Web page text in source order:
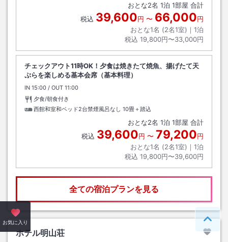
おとな2名 1泊 1部屋 合計
税込 39,600円 〜 66,000円
おとな1名 (2名1室)｜ 1泊
税込 19,800円〜33,000円
チェックアウト11時OK！夕食は焼きたて焼魚、揚げたて天
ぷらを楽しめる基本会席（基本料理）
IN チェックイン
15:00 / OUT チェックアウト
11:00
夕食/朝食付き
西館和室和ベッド2台禁煙風呂なし 10畳＋踏込
おとな2名 1泊 1部屋 合計
税込 39,600円 〜 79,200円
おとな1名 (2名1室)｜ 1泊
税込 19,800円〜39,600円
全ての宿泊プランを見る
ホテル明山荘
お気に入り ペー